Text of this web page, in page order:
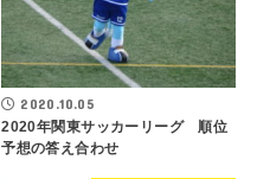
2020.10.05
2020年関東サッカーリーグ 順位
予想の答え合わせ